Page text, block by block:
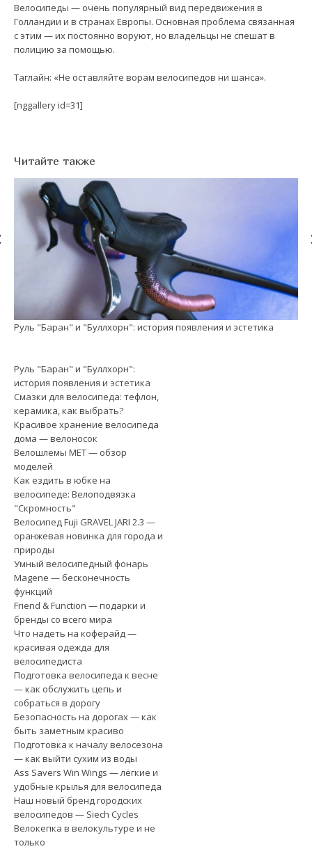
Велосипеды — очень популярный вид передвижения в
Голландии и в странах Европы. Основная проблема связанная
с этим — их постоянно воруют, но владельцы не спешат в
полицию за помощью.
Таглайн: «Не оставляйте ворам велосипедов ни шанса».
[nggallery id=31]
Читайте также
Руль "Баран" и "Буллхорн": история появления и эстетика
Руль "Баран" и "Буллхорн":
история появления и эстетика
Смазки для велосипеда: тефлон,
керамика, как выбрать?
Красивое хранение велосипеда
дома — велоносок
Велошлемы MET — обзор
моделей
Как ездить в юбке на
велосипеде: Велоподвязка
"Скромность"
Велосипед Fuji GRAVEL JARI 2.3 —
оранжевая новинка для города и
природы
Умный велосипедный фонарь
Magene — бесконечность
функций
Friend & Function — подарки и
бренды со всего мира
Что надеть на коферайд —
красивая одежда для
велосипедиста
Подготовка велосипеда к весне
— как обслужить цепь и
собраться в дорогу
Безопасность на дорогах — как
быть заметным красиво
Подготовка к началу велосезона
— как выйти сухим из воды
Ass Savers Win Wings — лёгкие и
удобные крылья для велосипеда
Наш новый бренд городских
велосипедов — Siech Cycles
Велокепка в велокультуре и не
только